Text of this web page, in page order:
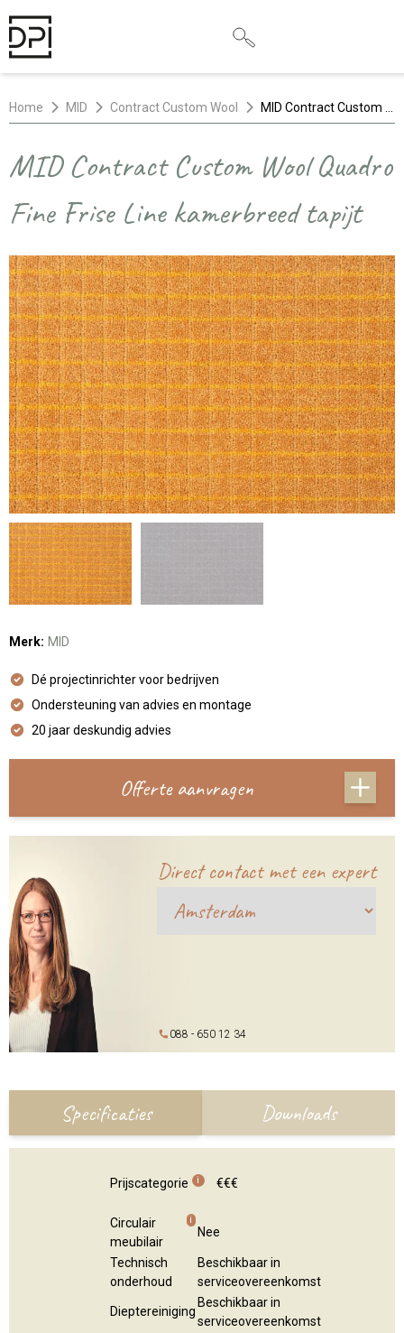
Home MID Contract Custom Wool
MID Contract Custom Wool Quadro
Fine Frise Line kamerbreed tapijt
Merk: MID
Dé projectinrichter voor bedrijven
Ondersteuning van advies en montage
20 jaar deskundig advies
Offerte aanvragen
Direct contact met een expert
088 - 650 12 34
Specificaties Downloads
Prijscategorie i €€€
Circulair
meubilair
i
Nee
Technisch
onderhoud
Beschikbaar in
serviceovereenkomst
Dieptereiniging
Beschikbaar in
serviceovereenkomst